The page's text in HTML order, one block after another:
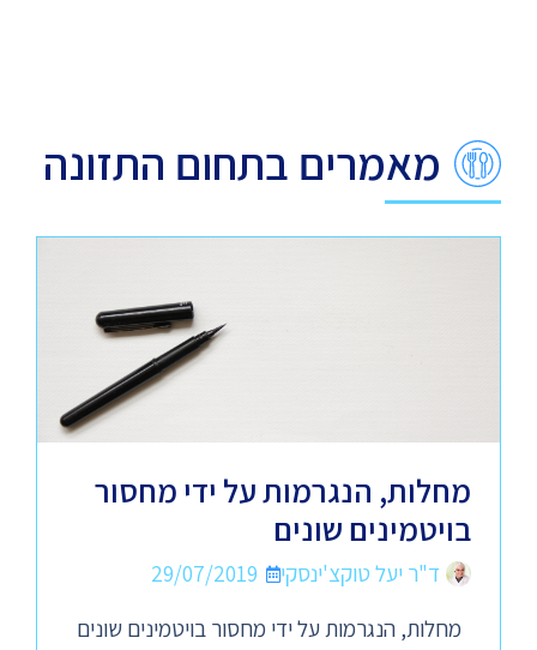
מאמרים בתחום התזונה
מחלות, הנגרמות על ידי מחסור
בויטמינים שונים
ד"ר יעל טוקצ'ינסקי
29/07/2019
מחלות, הנגרמות על ידי מחסור בויטמינים שונים